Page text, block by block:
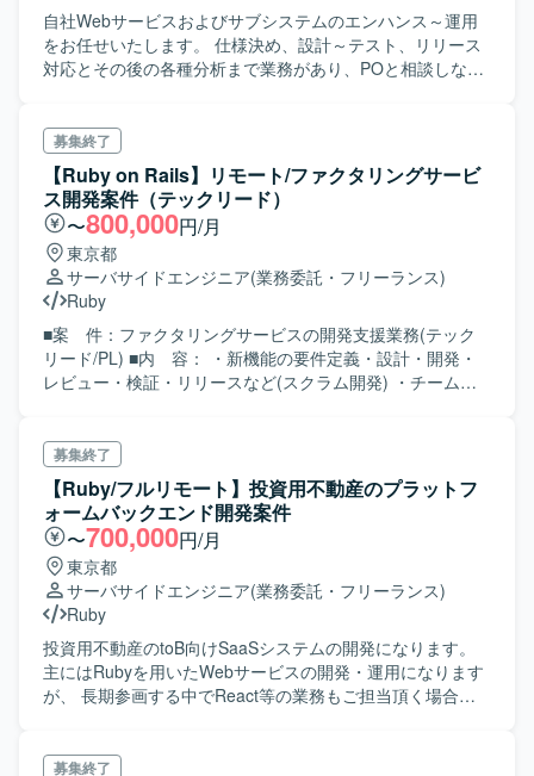
自社Webサービスおよびサブシステムのエンハンス～運用
をお任せいたします。 仕様決め、設計～テスト、リリース
対応とその後の各種分析まで業務があり、POと相談しなが
プリントで回していく想定です。 サービス自体の月間PV数
は1000万以上となり、生成系AIを利用した自動応答等の機
能拡張も実現しております。
募集終了
【Ruby on Rails】リモート/ファクタリングサービ
ス開発案件（テックリード）
〜800,000円/月
東京都
サーバサイドエンジニア(業務委託・フリーランス)
Ruby
■案 件：ファクタリングサービスの開発支援業務(テック
リード/PL) ■内 容： ・新機能の要件定義・設計・開発・
レビュー・検証・リリースなど(スクラム開発) ・チームの
ラクティスを用いた改善 ・開発チームの技術力向上のサポ
ート ・技術方針や開発における技術、アーキテクチャ選定
・CTOやEMと協力し、中長期（1～3年）の技術戦略の立
案・実行 など
募集終了
【Ruby/フルリモート】投資用不動産のプラットフ
ォームバックエンド開発案件
〜700,000円/月
東京都
サーバサイドエンジニア(業務委託・フリーランス)
Ruby
投資用不動産のtoB向けSaaSシステムの開発になります。
主にはRubyを用いたWebサービスの開発・運用になります
が、 長期参画する中でReact等の業務もご担当頂く場合が
募集終了